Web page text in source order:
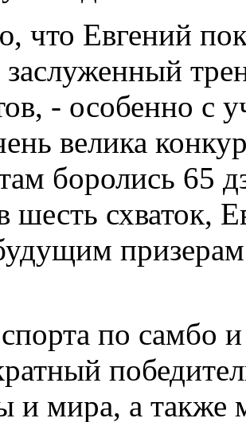
что Евгений
заслуженный
- особенно с
велика
боролись 65
шесть схваток,
по самбо
и мира, а также